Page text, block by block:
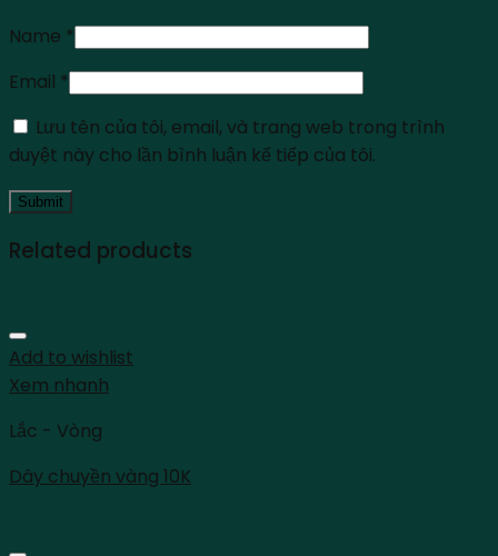
Name *
Email *
Lưu tên của tôi, email, và trang web trong trình
duyệt này cho lần bình luận kế tiếp của tôi.
Related products
Add to wishlist
Xem nhanh
Lắc - Vòng
Dây chuyền vàng 10K